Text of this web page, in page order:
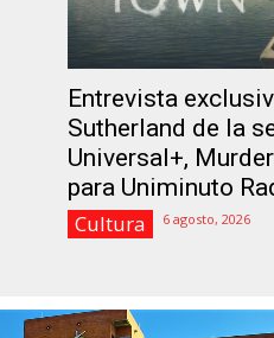
Entrevista
Sutherland de la
Universal+,
para Uniminuto
Cultura 6 agosto, 2026